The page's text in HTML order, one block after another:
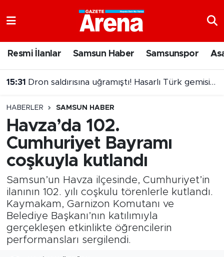
Resmi İlanlar Samsun Haber Samsunspor
15:31 Dron saldırısına uğramıştı! Hasarlı Türk gemisi Samsun'a getirildi
HABERLER SAMSUN HABER
Havza’da 102.
Cumhuriyet Bayramı
coşkuyla kutlandı
Samsun’un Havza ilçesinde, Cumhuriyet’in
ilanının 102. yılı coşkulu törenlerle kutlandı.
Kaymakam, Garnizon Komutanı ve
Belediye Başkanı’nın katılımıyla
gerçekleşen etkinlikte öğrencilerin
performansları sergilendi.
Samsun Namaz Vakitleri
Süper Lig Puan Durumu ve Fikstür
Tüm Manşetler
Son Dakika Haberleri
Haber Arşivi